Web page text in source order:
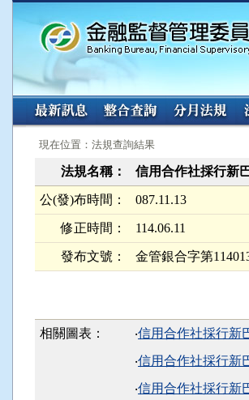
:::
現在位置：法規查詢結果
法規名稱： 信用合作社採行新
公(發)布時間： 087.11.13
修正時間： 114.06.11
發布文號： 金管銀合字第
相關圖表： ‧信用合作社採行新
‧信用合作社採行新
‧信用合作社採行新